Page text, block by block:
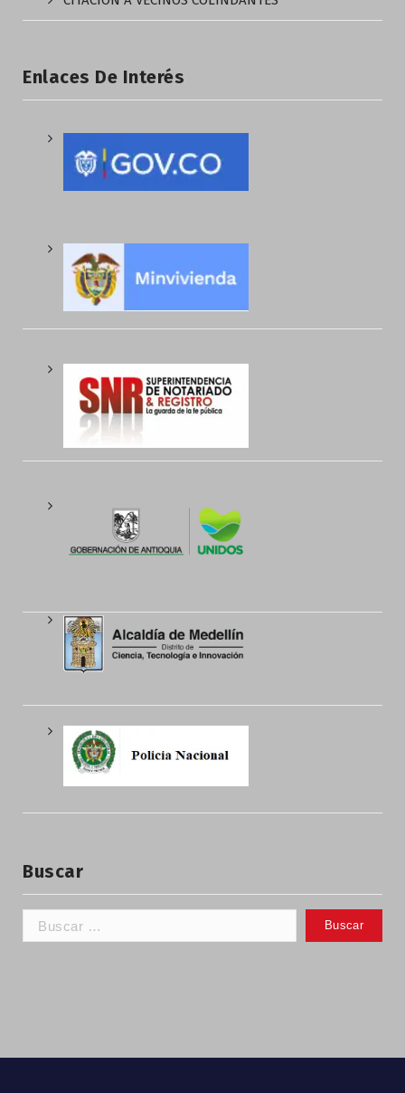
Enlaces De Interés
Buscar